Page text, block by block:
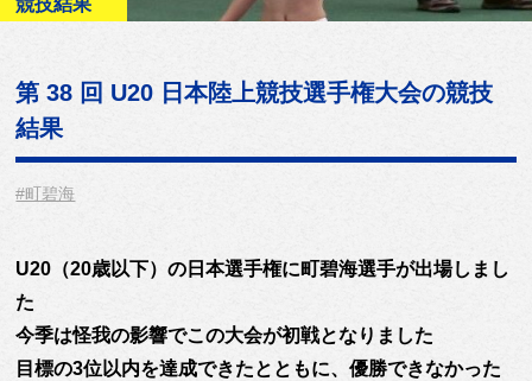
競技結果
第 38 回 U20 日本陸上競技選手権大会の競技
結果
#町碧海
U20（20歳以下）の日本選手権に町碧海選手が出場しまし
た
今季は怪我の影響でこの大会が初戦となりました
目標の3位以内を達成できたとともに、優勝できなかった